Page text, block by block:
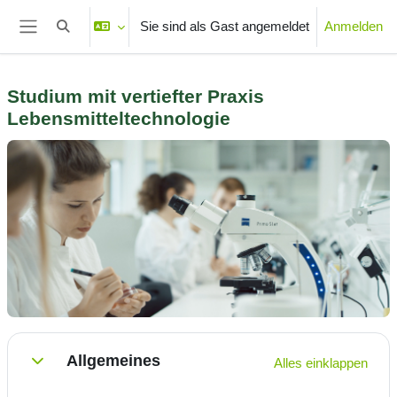
Zum Hauptinhalt
Website-Übersicht
Sucheingabe umschalten
Sie sind als Gast angemeldet Anmelden
Studium mit vertiefter Praxis
Lebensmitteltechnologie
Abschnittsübersicht
EinklappenAllgemeines Alles einklappen